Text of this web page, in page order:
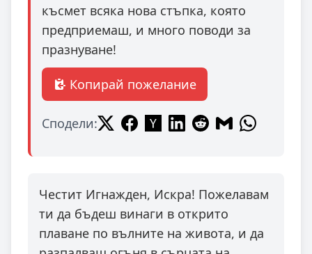
късмет всяка нова стъпка, която
предприемаш, и много поводи за
празнуване!
Копирай пожелание
Сподели:
Честит Игнажден, Искра! Пожелавам
ти да бъдеш винаги в открито
плаване по вълните на живота, и да